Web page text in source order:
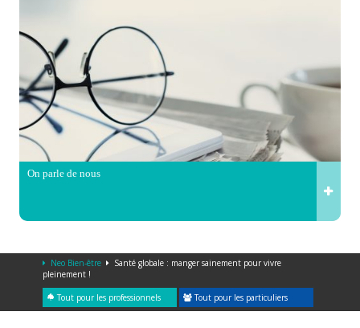
On parle de nous
Neo Bien-être
Santé globale : manger sainement pour vivre
pleinement !
Tout pour les professionnels Tout pour les particuliers